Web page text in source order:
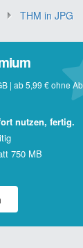
THM in JPG
| ab 5,99 € ohne
nutzen, fertig.
750 MB